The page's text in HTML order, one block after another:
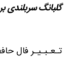
گلبانگ سربلندی
تـعـبـیـر فال